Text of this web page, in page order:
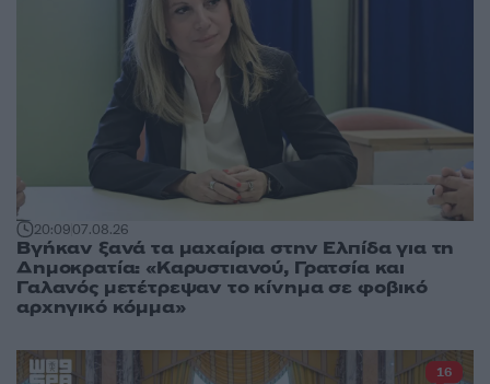
20:0907.08.26
Βγήκαν ξανά τα μαχαίρια στην Ελπίδα για τη
Δημοκρατία: «Καρυστιανού, Γρατσία και
Γαλανός μετέτρεψαν το κίνημα σε φοβικό
αρχηγικό κόμμα»
16